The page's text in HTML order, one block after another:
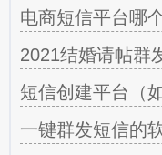
电商短信平台哪
2021结婚请帖群
短信创建平台（
一键群发短信的